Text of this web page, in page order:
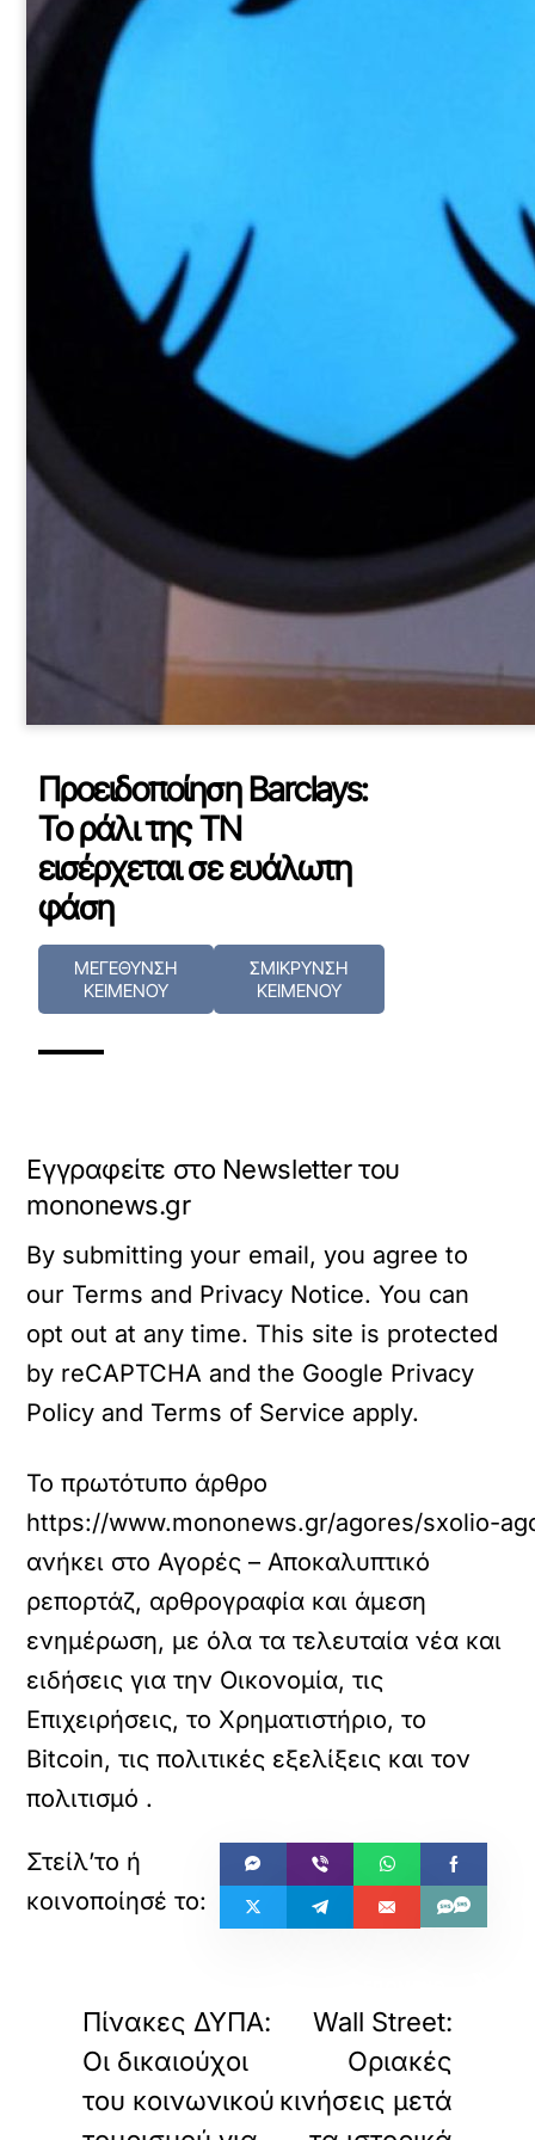
Προειδοποίηση Barclays:
Το ράλι της ΤΝ
εισέρχεται σε ευάλωτη
φάση
ΜΕΓΕΘΥΝΣΗ
ΚΕΙΜΕΝΟΥ
ΣΜΙΚΡΥΝΣΗ
ΚΕΙΜΕΝΟΥ
Εγγραφείτε στο Newsletter του
mononews.gr
By submitting your email, you agree to
our Terms and Privacy Notice. You can
opt out at any time. This site is protected
by reCAPTCHA and the Google Privacy
Policy and Terms of Service apply.
Το πρωτότυπο άρθρο
https://www.mononews.gr/agores/sxolio-
ανήκει στοΑγορές – Αποκαλυπτικό
ρεπορτάζ, αρθρογραφία και άμεση
ενημέρωση, με όλα τα τελευταία νέα και
ειδήσεις για την Οικονομία, τις
Επιχειρήσεις, το Χρηματιστήριο, το
Bitcoin, τις πολιτικές εξελίξεις και τον
πολιτισμό .
Πίνακες ΔΥΠΑ:
Οι δικαιούχοι
του κοινωνικού
Wall Street:
Οριακές
κινήσεις μετά